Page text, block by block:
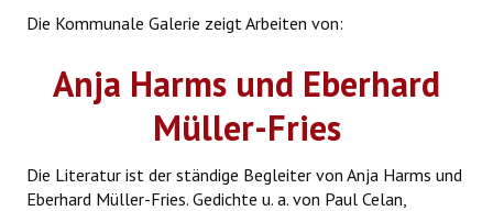
Die Kommunale Galerie zeigt Arbeiten von:
Anja Harms und Eberhard
Müller-Fries
Die Literatur ist der ständige Begleiter von Anja Harms und
Eberhard Müller-Fries. Gedichte u. a. von Paul Celan,